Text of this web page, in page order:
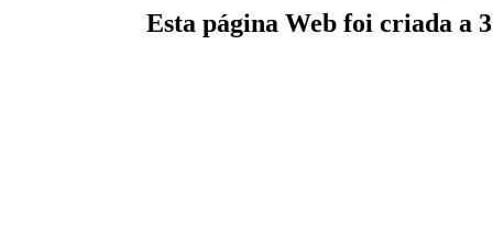
Esta página Web foi criada a